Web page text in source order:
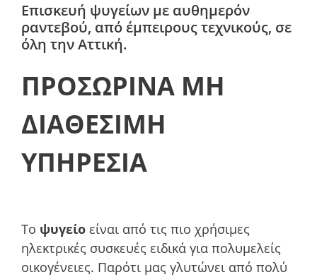
Επισκευή ψυγείων με αυθημερόν
ραντεβού, από έμπειρους τεχνικούς, σε
όλη την Αττική.
ΠΡΟΣΩΡΙΝΑ ΜΗ
ΔΙΑΘΕΣΙΜΗ
ΥΠΗΡΕΣΙΑ
Το ψυγείο είναι από τις πιο χρήσιμες
ηλεκτρικές συσκευές ειδικά για πολυμελείς
οικογένειες. Παρότι μας γλυτώνει από πολύ